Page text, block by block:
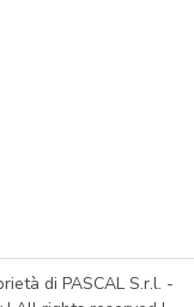
di PASCAL S.r.l. -